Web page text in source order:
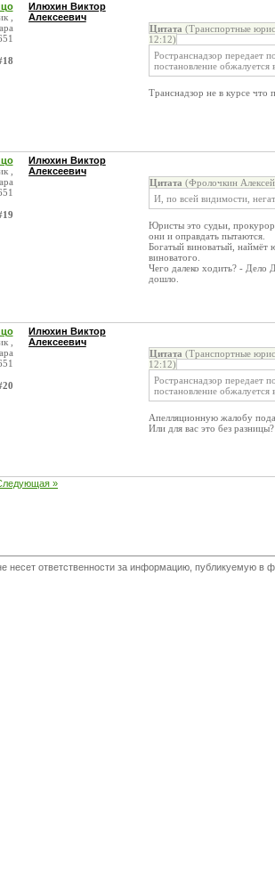
,
Илюхин Виктор
Алексеевич
Цитата (Транспортные
12:12)
Ространснадзор передает
постановление обжалуется
Транснадзор не в курсе что
,
Илюхин Виктор
Алексеевич
Цитата (Фролочкин
И, по всей видимости,
Юристы это судьи,
они и оправдать пытаются.
Богатый виноватый, наймёт
виноватого.
Чего далеко ходить? - Дело
дошло.
,
Илюхин Виктор
Алексеевич
Цитата (Транспортные
12:12)
Ространснадзор передает
постановление обжалуется
Апелляционную жалобу
Или для вас это без разницы?
»
несет ответственности за информацию, публикуемую